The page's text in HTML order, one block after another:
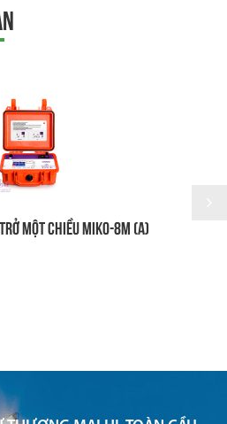
MỘT CHIỀU MIKO-8M (A)